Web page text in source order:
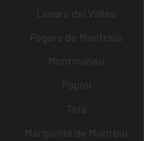
Llinars del Vallès
Fogars de Montclús
Montmaneu
Papiol
Teià
Margarida de Montbui